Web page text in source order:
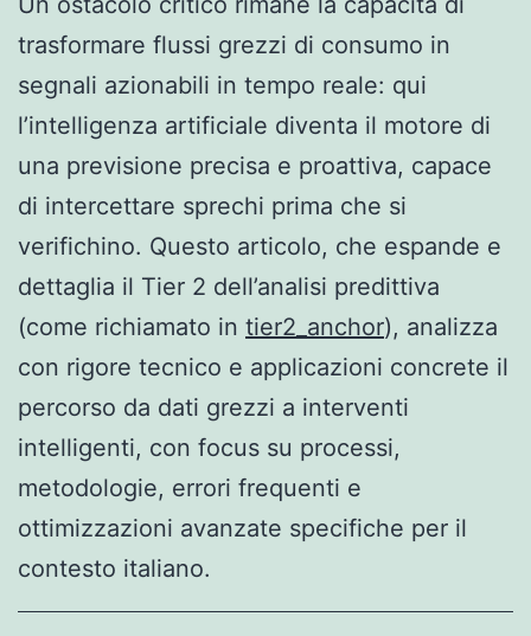
trasformare flussi grezzi di consumo in
segnali azionabili in tempo reale: qui
l’intelligenza artificiale diventa il motore di
una previsione precisa e proattiva, capace
di intercettare sprechi prima che si
verifichino. Questo articolo, che espande e
dettaglia il Tier 2 dell’analisi predittiva
(come richiamato in tier2_anchor), analizza
con rigore tecnico e applicazioni concrete il
percorso da dati grezzi a interventi
intelligenti, con focus su processi,
metodologie, errori frequenti e
ottimizzazioni avanzate specifiche per il
contesto italiano.